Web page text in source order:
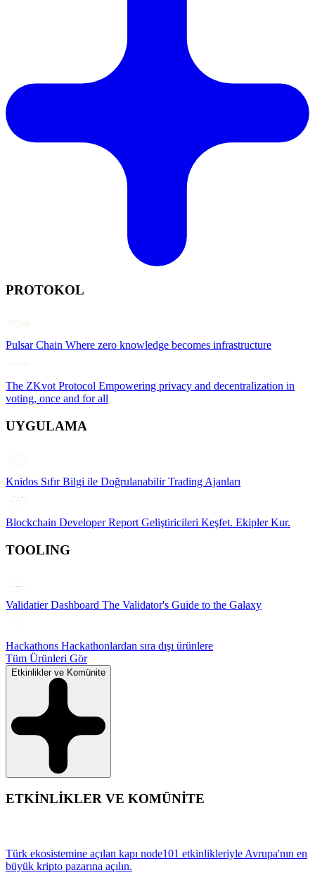
PROTOKOL
Pulsar Chain Where zero knowledge becomes infrastructure
The ZKvot Protocol Empowering privacy and decentralization in
voting, once and for all
UYGULAMA
Knidos Sıfır Bilgi ile Doğrulanabilir Trading Ajanları
Blockchain Developer Report Geliştiricileri Keşfet. Ekipler Kur.
TOOLING
Validatier Dashboard The Validator's Guide to the Galaxy
Hackathons Hackathonlardan sıra dışı ürünlere
Tüm Ürünleri Gör
Etkinlikler ve Komünite
ETKİNLİKLER VE KOMÜNİTE
Türk ekosistemine açılan kapı node101 etkinlikleriyle Avrupa'nın en
büyük kripto pazarına açılın.